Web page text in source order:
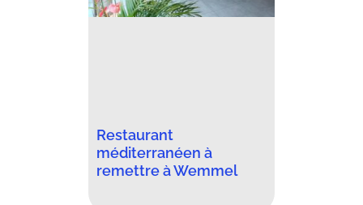
Restaurant
méditerranéen à
remettre à Wemmel